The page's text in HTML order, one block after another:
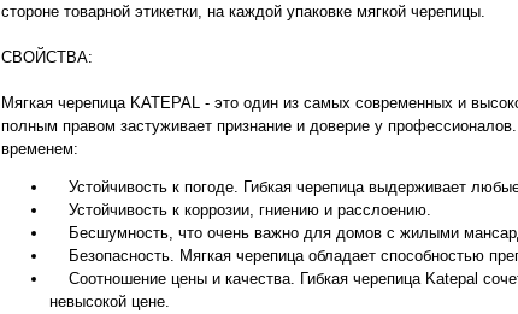
стороне товарной этикетки, на каждой упаковке мягкой черепицы.
CВОЙСТВА:
Мягкая черепица KATEPAL - это один из самых современных и
полным правом застуживает признание и доверие у
временем:
Устойчивость к погоде. Гибкая черепица выдерживает
Устойчивость к коррозии, гниению и расслоению.
Бесшумность, что очень важно для домов с жилыми
Безопасность. Мягкая черепица обладает способностью
Соотношение цены и качества. Гибкая черепица Katepal
невысокой цене.